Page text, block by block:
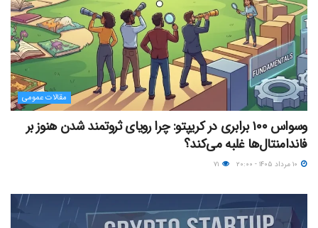
مقالات عمومی
وسواس ۱۰۰ برابری در کریپتو: چرا رویای ثروتمند شدن هنوز بر
فاندامنتال‌ها غلبه می‌کند؟